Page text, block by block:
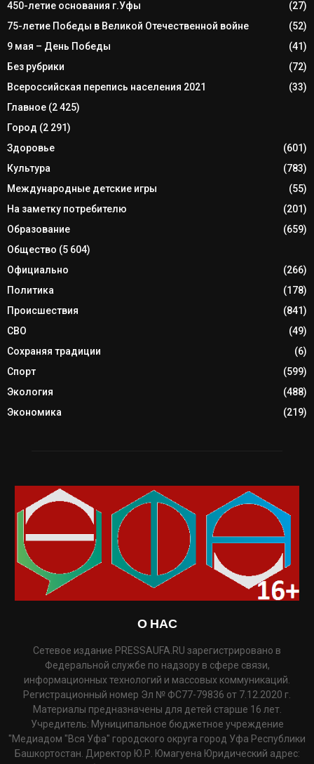
450-летие основания г.Уфы
(27)
75-летие Победы в Великой Отечественной войне
(52)
9 мая – День Победы
(41)
Без рубрики
(72)
Всероссийская перепись населения 2021
(33)
Главное (2 425)
Город (2 291)
Здоровье
(601)
Культура
(783)
Международные детские игры
(55)
На заметку потребителю
(201)
Образование
(659)
Общество (5 604)
Официально
(266)
Политика
(178)
Происшествия
(841)
СВО
(49)
Сохраняя традиции
(6)
Спорт
(599)
Экология
(488)
Экономика
(219)
О НАС
Сетевое издание PRESSAUFA.RU зарегистрировано в
Федеральной службе по надзору в сфере связи,
информационных технологий и массовых коммуникаций.
Регистрационный номер Эл № ФС77-79836 от 7.12.2020 г.
Материалы предназначены для детей старше 16 лет.
Учредитель: Муниципальное бюджетное учреждение
"Медиадом "Вся Уфа" городского округа город Уфа Республики
Башкортостан. Директор Ю.Р. Юмагуена Юридический адрес: